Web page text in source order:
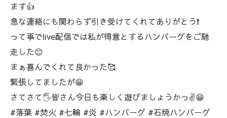
ます👍
急な連絡にも関わらず引き受けてくれてありがとう❗
って事でlive配信では私が得意とするハンバーグをご馳
走した😊
まぁ喜んでくれて良かった🥰
緊張してましたが😁
さてさて🖐️皆さん今日も楽しく遊びましょうかっ✌️😁
#落葉 #焚火 #七輪 #炎 #ハンバーグ #石焼ハンバーグ